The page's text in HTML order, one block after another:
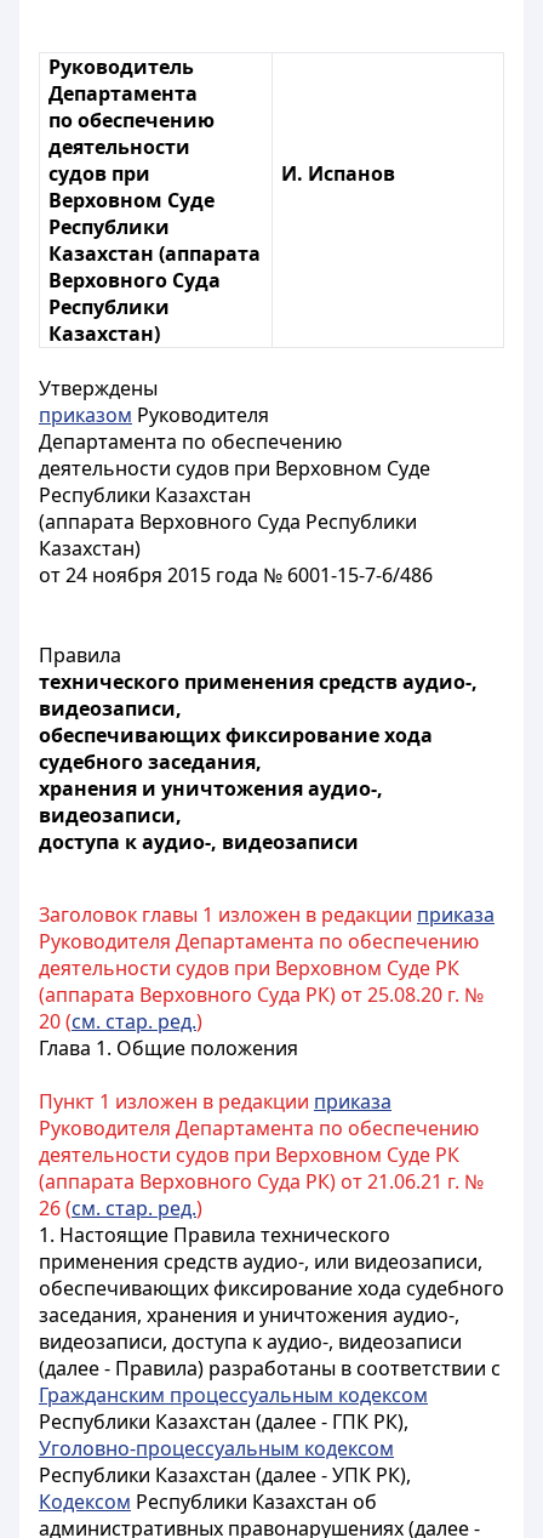
Руководитель
Департамента
по обеспечению
деятельности
судов при
Верховном Суде
Республики
Казахстан (аппарата
Верховного Суда
Республики
Казахстан)
И. Испанов
Утверждены
приказом Руководителя
Департамента по обеспечению
деятельности судов при Верховном Суде
Республики Казахстан
(аппарата Верховного Суда Республики
Казахстан)
от 24 ноября 2015 года № 6001-15-7-6/486
Правила
технического применения средств аудио-,
видеозаписи,
обеспечивающих фиксирование хода
судебного заседания,
хранения и уничтожения аудио-,
видеозаписи,
доступа к аудио-, видеозаписи
Заголовок главы 1 изложен в редакции приказа
Руководителя Департамента по обеспечению
деятельности судов при Верховном Суде РК
(аппарата Верховного Суда РК) от 25.08.20 г. №
20 (см. стар. ред.)
Глава 1. Общие положения
Пункт 1 изложен в редакции приказа
Руководителя Департамента по обеспечению
деятельности судов при Верховном Суде РК
(аппарата Верховного Суда РК) от 21.06.21 г. №
26 (см. стар. ред.)
1. Настоящие Правила технического
применения средств аудио-, или видеозаписи,
обеспечивающих фиксирование хода судебного
заседания, хранения и уничтожения аудио-,
видеозаписи, доступа к аудио-, видеозаписи
(далее - Правила) разработаны в соответствии с
Гражданским процессуальным кодексом
Республики Казахстан (далее - ГПК РК),
Уголовно-процессуальным кодексом
Республики Казахстан (далее - УПК РК),
Кодексом Республики Казахстан об
административных правонарушениях (далее -